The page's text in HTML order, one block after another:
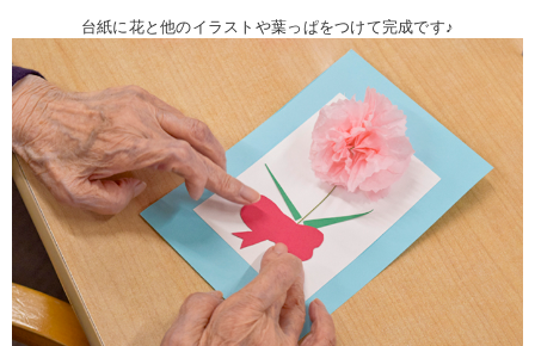
台紙に花と他のイラストや葉っぱをつけて完成です♪